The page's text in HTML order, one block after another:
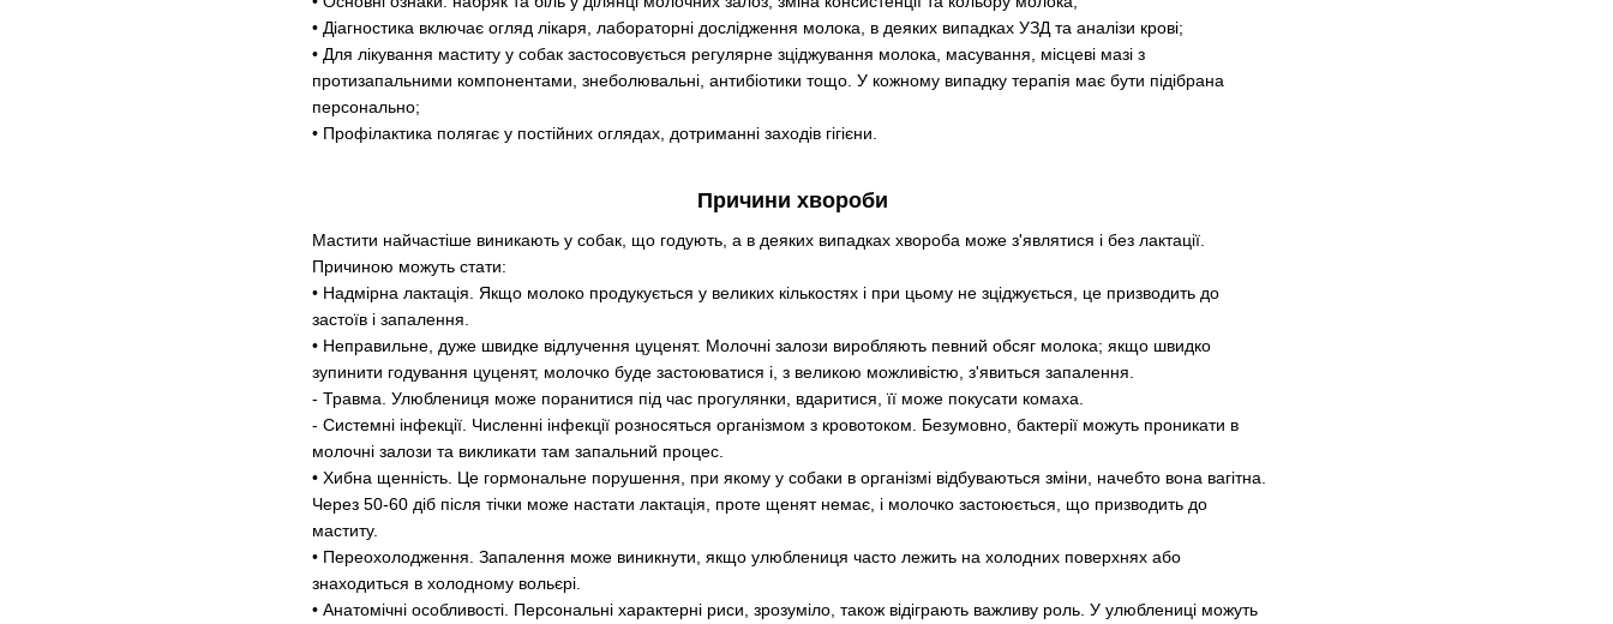
• Діагностика включає огляд лікаря, лабораторні дослідження молока, в деяких випадках УЗД та аналізи крові;
• Для лікування маститу у собак застосовується регулярне зціджування молока, масування, місцеві мазі з
протизапальними компонентами, знеболювальні, антибіотики тощо. У кожному випадку терапія має бути підібрана
персонально;
• Профілактика полягає у постійних оглядах, дотриманні заходів гігієни.
Причини хвороби
Мастити найчастіше виникають у собак, що годують, а в деяких випадках хвороба може з'являтися і без лактації.
Причиною можуть стати:
• Надмірна лактація. Якщо молоко продукується у великих кількостях і при цьому не зціджується, це призводить до
застоїв і запалення.
• Неправильне, дуже швидке відлучення цуценят. Молочні залози виробляють певний обсяг молока; якщо швидко
зупинити годування цуценят, молочко буде застоюватися і, з великою можливістю, з'явиться запалення.
- Травма. Улюблениця може поранитися під час прогулянки, вдаритися, її може покусати комаха.
- Системні інфекції. Численні інфекції розносяться організмом з кровотоком. Безумовно, бактерії можуть проникати в
молочні залози та викликати там запальний процес.
• Хибна щенність. Це гормональне порушення, при якому у собаки в організмі відбуваються зміни, начебто вона вагітна.
Через 50-60 діб після тічки може настати лактація, проте щенят немає, і молочко застоюється, що призводить до
маститу.
• Переохолодження. Запалення може виникнути, якщо улюблениця часто лежить на холодних поверхнях або
знаходиться в холодному вольєрі.
• Анатомічні особливості. Персональні характерні риси, зрозуміло, також відіграють важливу роль. У улюблениці можуть